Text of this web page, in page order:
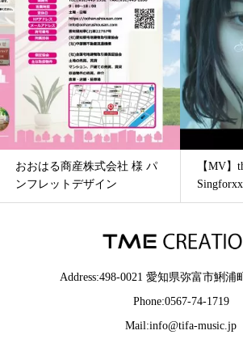
おおはる商産株式会社 様 パ
ンフレットデザイン
【MV】
Address:498-0021 愛知県弥富市鯏浦
Phone:0567-74-1719
Mail:info@tifa-music.jp